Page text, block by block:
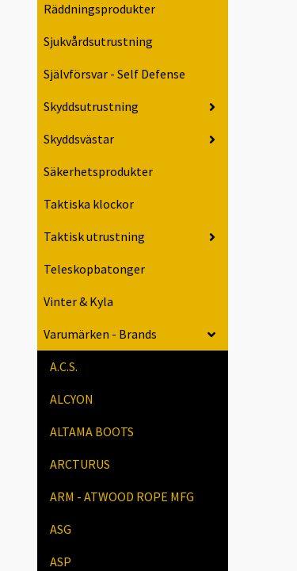
Räddningsprodukter
Sjukvårdsutrustning
Självförsvar - Self Defense
Skyddsutrustning
Skyddsvästar
Säkerhetsprodukter
Taktiska klockor
Taktisk utrustning
Teleskopbatonger
Vinter & Kyla
Varumärken - Brands
A.C.S.
ALCYON
ALTAMA BOOTS
ARCTURUS
ARM - ATWOOD ROPE MFG
ASG
ASP